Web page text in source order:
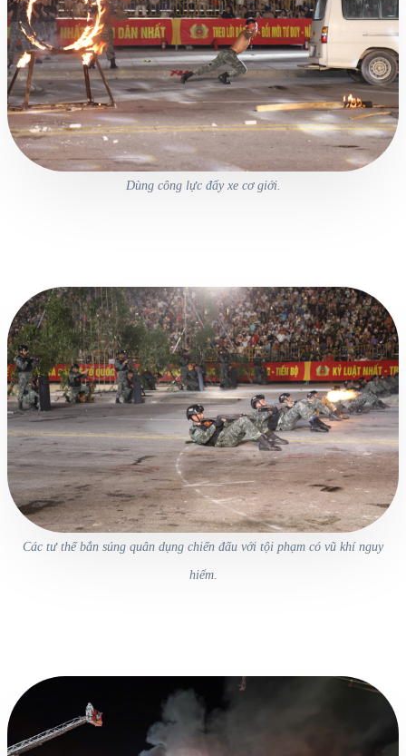
Dùng công lực đẩy xe cơ giới.
Các tư thế bắn súng quân dụng chiến đấu với tội phạm có vũ khí nguy
hiểm.